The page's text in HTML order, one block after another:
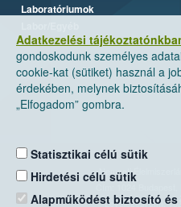
Adatkezelési
gondoskodunk személyes
cookie-kat (sütiket) használ a
érdekében, melynek
„Elfogadom” gombra.
Statisztikai célú sütik
Hirdetési célú sütik
Alapműködést biztosító
Laboratóriumok
Nemzeti
Levelezési cím: